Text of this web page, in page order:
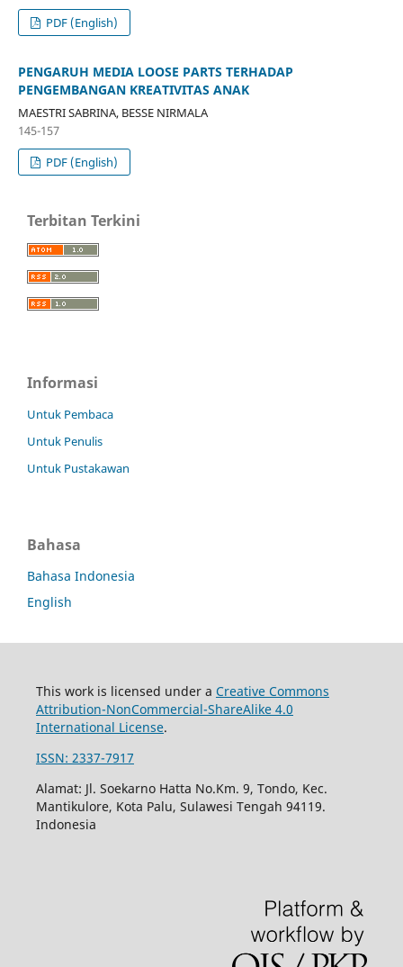
PDF (English)
PENGARUH MEDIA LOOSE PARTS TERHADAP
PENGEMBANGAN KREATIVITAS ANAK
MAESTRI SABRINA, BESSE NIRMALA
145-157
PDF (English)
Terbitan Terkini
Informasi
Untuk Pembaca
Untuk Penulis
Untuk Pustakawan
Bahasa
Bahasa Indonesia
English
This work is licensed under a Creative Commons
Attribution-NonCommercial-ShareAlike 4.0
International License.
ISSN: 2337-7917
Alamat: Jl. Soekarno Hatta No.Km. 9, Tondo, Kec.
Mantikulore, Kota Palu, Sulawesi Tengah 94119.
Indonesia